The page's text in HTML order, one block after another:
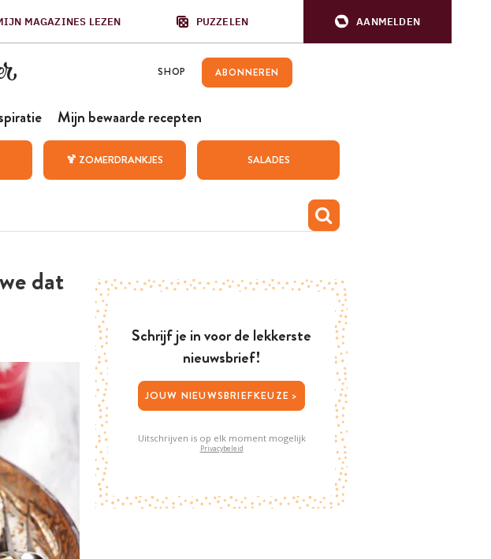
MAGAZINES LEZEN PUZZELEN AANMELDEN
SHOP ABONNEREN
Mijn bewaarde recepten
🍹 ZOMERDRANKJES SALADES
dat
Schrijf je in voor de lekkerste
nieuwsbrief!
JOUW NIEUWSBRIEFKEUZE >
Uitschrijven is op elk moment mogelijk
Privacybeleid